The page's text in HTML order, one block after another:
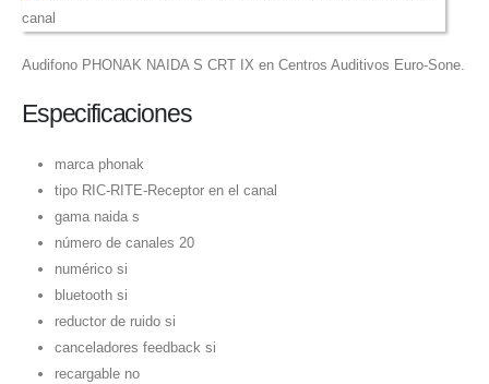
Audifono PHONAK NAIDA S CRT IX en Centros Auditivos Euro-Sone.
Especificaciones
marca phonak
tipo RIC-RITE-Receptor en el canal
gama naida s
número de canales 20
numérico si
bluetooth si
reductor de ruido si
canceladores feedback si
recargable no